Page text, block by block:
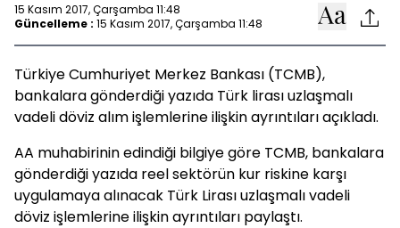
15 Kasım 2017, Çarşamba 11:48
Güncelleme : 15 Kasım 2017, Çarşamba 11:48
Türkiye Cumhuriyet Merkez Bankası (TCMB),
bankalara gönderdiği yazıda Türk lirası uzlaşmalı
vadeli döviz alım işlemlerine ilişkin ayrıntıları açıkladı.
AA muhabirinin edindiği bilgiye göre TCMB, bankalara
gönderdiği yazıda reel sektörün kur riskine karşı
uygulamaya alınacak Türk Lirası uzlaşmalı vadeli
döviz işlemlerine ilişkin ayrıntıları paylaştı.